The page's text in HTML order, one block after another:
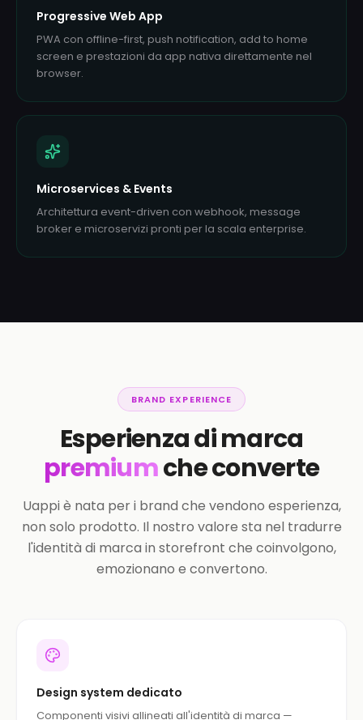
Progressive Web App
PWA con offline-first, push notification, add to home
screen e prestazioni da app nativa direttamente nel
browser.
Microservices & Events
Architettura event-driven con webhook, message
broker e microservizi pronti per la scala enterprise.
BRAND EXPERIENCE
Esperienza di marca
premiumche converte
Uappi è nata per i brand che vendono esperienza,
non solo prodotto. Il nostro valore sta nel tradurre
l'identità di marca in storefront che coinvolgono,
emozionano e convertono.
Design system dedicato
Componenti visivi allineati all'identità di marca —